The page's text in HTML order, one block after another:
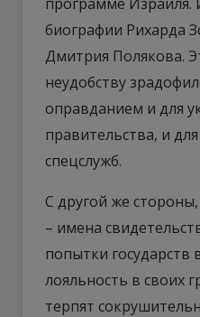
биографии Рихарда
Дмитрия Полякова.
неудобству
оправданием и для
правительства, и
спецслужб.
С другой же
– имена
попытки государств
лояльность в своих
терпят